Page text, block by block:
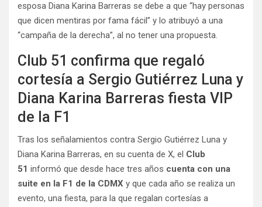
esposa Diana Karina Barreras se debe a que “hay personas
que dicen mentiras por fama fácil” y lo atribuyó a una
“campaña de la derecha”, al no tener una propuesta.
Club 51 confirma que regaló
cortesía a Sergio Gutiérrez Luna y
Diana Karina Barreras fiesta VIP
de la F1
Tras los señalamientos contra Sergio Gutiérrez Luna y
Diana Karina Barreras, en su cuenta de X, el Club
51 informó que desde hace tres años cuenta con una
suite en la F1 de la CDMX y que cada año se realiza un
evento, una fiesta, para la que regalan cortesías a